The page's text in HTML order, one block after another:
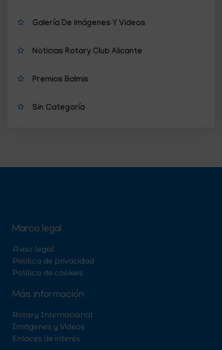
Galería De Imágenes Y Videos
Noticias Rotary Club Alicante
Premios Balmis
Sin Categoría
Marco legal
Aviso legal
Política de privacidad
Política de cookies
Más información
Rotary Internacional
Imágenes y Vídeos
Enlaces de interés